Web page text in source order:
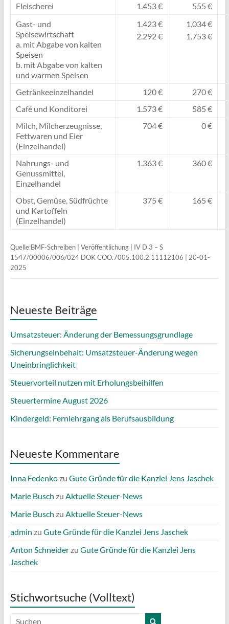
Fleischerei
1.453 €
555 €
Gast- und
Speisewirtschaft
a. mit Abgabe von kalten
Speisen
b. mit Abgabe von kalten
und warmen Speisen
1.423 €
2.292 €
1.034 €
1.753 €
Getränkeeinzelhandel 120 €
270 €
Café und Konditorei
1.573 €
585 €
Milch, Milcherzeugnisse,
Fettwaren und Eier
(Einzelhandel)
704 € 0 €
Nahrungs- und
Genussmittel,
Einzelhandel
1.363 € 360 €
Obst, Gemüse, Südfrüchte
und Kartoffeln
(Einzelhandel)
375 € 165 €
Quelle:BMF-Schreiben | Veröffentlichung | IV D 3 – S
1547/00006/006/024 DOK COO.7005.100.2.11112106 | 20-01-
2025
Neueste Beiträge
Umsatzsteuer: Änderung der Bemessungsgrundlage
Sicherungseinbehalt: Umsatzsteuer-Änderung wegen
Uneinbringlichkeit
Steuervorteil nutzen mit Erholungsbeihilfen
Steuertermine August 2026
Kindergeld: Fernlehrgang als Berufsausbildung
Neueste Kommentare
Inna Fedenkozu Gute Gründe für die Kanzlei Jens Jaschek
Marie Busch zu Aktuelle Steuer-News
Marie Busch zu Aktuelle Steuer-News
admin zu Gute Gründe für die Kanzlei Jens Jaschek
Anton Schneiderzu Gute Gründe für die Kanzlei Jens
Jaschek
Stichwortsuche (Volltext)